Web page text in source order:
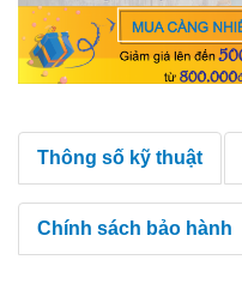
Thông số kỹ thuật
Chính sách bảo hành